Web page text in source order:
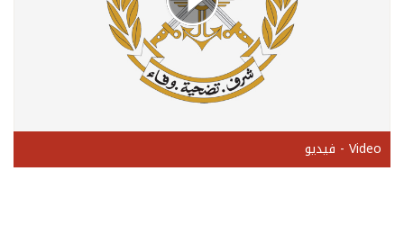
Video - فيديو